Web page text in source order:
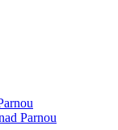
Parnou